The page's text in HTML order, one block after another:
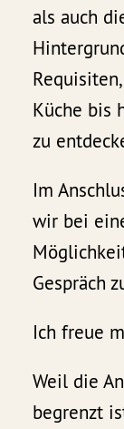
als auch
Küche bis
zu
Im
wir bei
Gespräch
Ich freue
Weil die
begrenzt